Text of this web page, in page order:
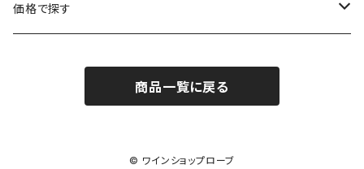
ジャン・ラルマン
コトーシャンプノワ
オーストリア
ロワール
アメリカ
シャンパーニュセット
アメリカ
価格で探す
3,000円～4,999円
商品一覧に戻る
© ワインショップローブ